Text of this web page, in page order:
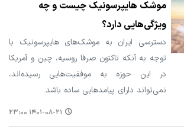
موشک هایپرسونیک چیست و چه
ویژگی‌هایی دارد؟
دسترسی ایران به موشک‌های هایپرسونیک با
توجه به آنکه تاکنون صرفا روسیه، چین و آمریکا
در این حوزه به موفقیت‌هایی رسیده‌اند،
نمی‌تواند دارای پیامدهایی ساده باشد.
۱۴۰۱-۰۸-۲۱ ۲۳:۰۰